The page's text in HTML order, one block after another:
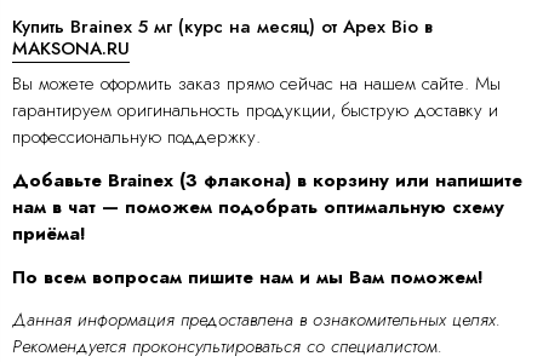
Купить Brainex 5 мг (курс на месяц) от Apex Bio в
MAKSONA.RU
Вы можете оформить заказ прямо сейчас на нашем сайте. Мы
гарантируем оригинальность продукции, быструю доставку и
профессиональную поддержку.
Добавьте Brainex (3 флакона) в корзину или напишите
нам в чат — поможем подобрать оптимальную схему
приёма!
По всем вопросам пишите нам и мы Вам поможем!
Данная информация предоставлена в ознакомительных целях.
Рекомендуется проконсультироваться со специалистом.